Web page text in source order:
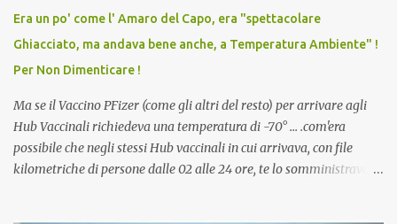
vaccino usato per minacciare i mezzi di sussistenza, il lavoro o la
scuola. Non avevamo mai visto un vaccino che permettesse a un
dodicenne di ignorare il consenso dei genitori. Dopo tutti i vaccini
che abbiamo elencato sopra...
Era un po' come l' Amaro del Capo, era "spettacolare
Ghiacciato, ma andava bene anche, a Temperatura Ambiente" !
Per Non Dimenticare !
Ma se il Vaccino PFizer (come gli altri del resto) per arrivare agli
Hub Vaccinali richiedeva una temperatura di -70° ... .com'era
possibile che negli stessi Hub vaccinali in cui arrivava, con file
kilometriche di persone dalle 02 alle 24 ore, te lo somministravano